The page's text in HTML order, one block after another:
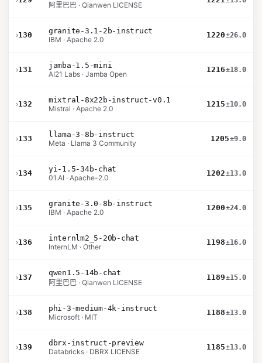
阿里巴巴 · Qianwen LICENSE
›130
granite-3.1-2b-instruct
IBM · Apache 2.0
1220±26.0
›131
jamba-1.5-mini
AI21 Labs · Jamba Open
1216±18.0
›132
mixtral-8x22b-instruct-v0.1
Mistral · Apache 2.0
1215±10.0
›133
llama-3-8b-instruct
Meta · Llama 3 Community
1205±9.0
›134
yi-1.5-34b-chat
01.AI · Apache-2.0
1202±13.0
›135
granite-3.0-8b-instruct
IBM · Apache 2.0
1200±24.0
›136
internlm2_5-20b-chat
InternLM · Other
1198±16.0
›137
qwen1.5-14b-chat
阿里巴巴 · Qianwen LICENSE
1189±15.0
›138
phi-3-medium-4k-instruct
Microsoft · MIT
1188±13.0
›139
dbrx-instruct-preview
Databricks · DBRX LICENSE
1185±13.0